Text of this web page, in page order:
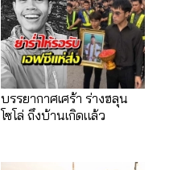
บรรยากาศเศร้า ร่างฮลุน
โซโล่ ถึงบ้านเกิดแล้ว